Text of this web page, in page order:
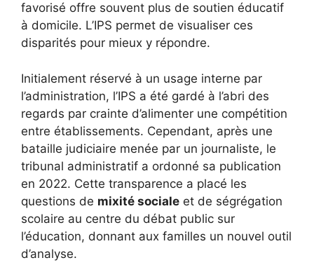
favorisé offre souvent plus de soutien éducatif
à domicile. L’IPS permet de visualiser ces
disparités pour mieux y répondre.
Initialement réservé à un usage interne par
l’administration, l’IPS a été gardé à l’abri des
regards par crainte d’alimenter une compétition
entre établissements. Cependant, après une
bataille judiciaire menée par un journaliste, le
tribunal administratif a ordonné sa publication
en 2022. Cette transparence a placé les
questions de mixité sociale et de ségrégation
scolaire au centre du débat public sur
l’éducation, donnant aux familles un nouvel outil
d’analyse.